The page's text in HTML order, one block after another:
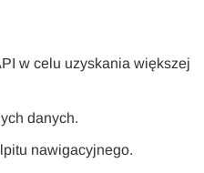
w celu uzyskania większej
danych.
nawigacyjnego.